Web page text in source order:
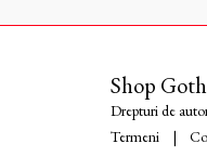
Shop
Drepturi de
Termeni |